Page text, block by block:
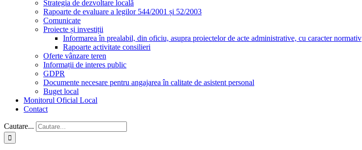
Strategia de dezvoltare locală
Rapoarte de evaluare a legilor 544/2001 și 52/2003
Comunicate
Proiecte și investiții
Informarea în prealabil, din oficiu, asupra proiectelor de acte administrative, cu caracter normativ
Rapoarte activitate consilieri
Oferte vânzare teren
Informații de interes public
GDPR
Documente necesare pentru angajarea în calitate de asistent personal
Buget local
Monitorul Oficial Local
Contact
Cautare...